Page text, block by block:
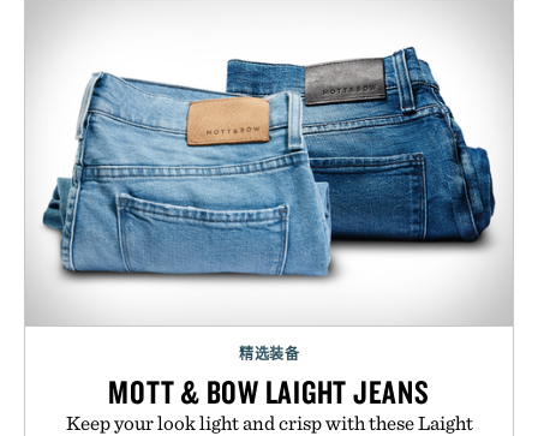
精选装备
MOTT & BOW LAIGHT JEANS
Keep your look light and crisp with these Laight